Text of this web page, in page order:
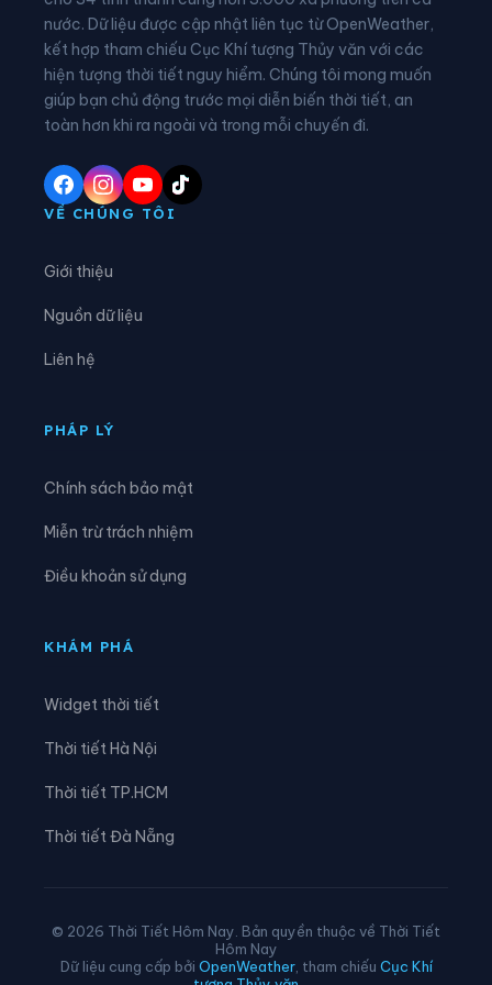
Xã Cẩm Khê Xã Cao Dương
Xã Cao Phong Xã Cao Sơn
Xã Chân Mộng Xã Chí Đám
Xã Chí Tiên
Xã Đà Bắc
Xã Đức Nhàn
Xã Hợp Lý
Xã Liên Sơn
nước. Dữ liệu được cập nhật liên tục từ OpenWeather,
kết hợp tham chiếu Cục Khí tượng Thủy văn với các
hiện tượng thời tiết nguy hiểm. Chúng tôi mong muốn
giúp bạn chủ động trước mọi diễn biến thời tiết, an
toàn hơn khi ra ngoài và trong mỗi chuyến đi.
VỀ CHÚNG TÔI
Giới thiệu
Nguồn dữ liệu
Liên hệ
PHÁP LÝ
Chính sách bảo mật
Miễn trừ trách nhiệm
Điều khoản sử dụng
KHÁM PHÁ
Widget thời tiết
Thời tiết Hà Nội
Thời tiết TP.HCM
Thời tiết Đà Nẵng
© 2026 Thời Tiết Hôm Nay. Bản quyền thuộc về Thời Tiết
Hôm Nay
Dữ liệu cung cấp bởi OpenWeather, tham chiếu Cục Khí